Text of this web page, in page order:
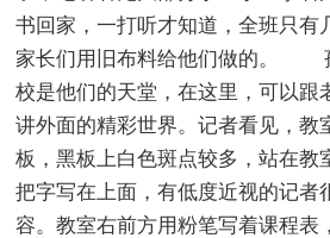
书回家，一打听才知道，全班只有
家长们用旧布料给他们做的。
校是他们的天堂，在这里，可以跟
讲外面的精彩世界。记者看见，教
板，黑板上白色斑点较多，站在教
把字写在上面，有低度近视的记者
容。教室右前方用粉笔写着课程表